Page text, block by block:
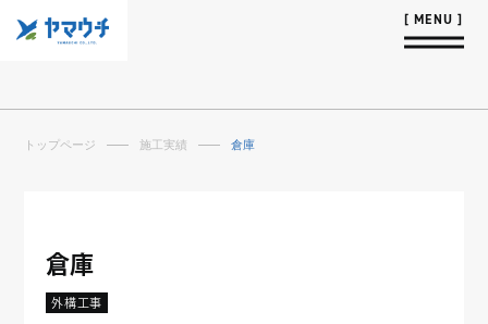
トップページ 施工実績 倉庫
倉庫
外構工事